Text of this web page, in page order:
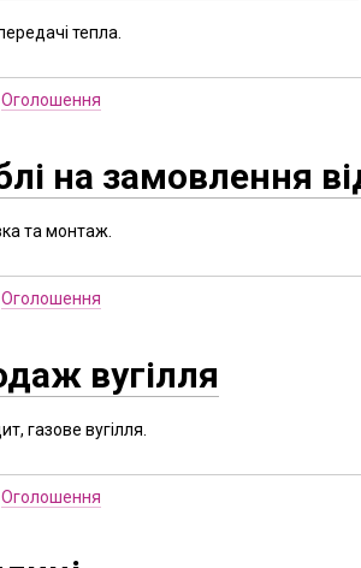
тепла.
Оголошення
на замовлення
та монтаж.
Оголошення
вугілля
газове вугілля.
Оголошення